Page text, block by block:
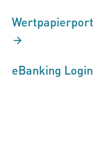
eBanking Login